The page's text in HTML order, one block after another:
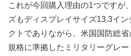
これが今回購入理由の1つですが
ズもディスプレイサイズ13.3イ
クトでありながら、米国国防総
規格に準拠したミリタリーグレ